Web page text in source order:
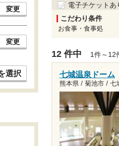
電子チケットあ
こだわり条件
お食事・食事処
12 件中 1件～12
七城温泉ドーム
熊本県 / 菊池市 / 七
変更
変更
選択